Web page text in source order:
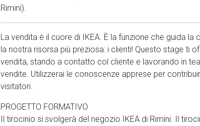
Rimini).
La vendita è il cuore di IKEA. È la funzione che guida
la nostra risorsa più preziosa: i clienti! Questo stage ti
vendita, stando a contatto col cliente e lavorando in
vendite. Utilizzerai le conoscenze apprese per
visitatori.
PROGETTO FORMATIVO
Il tirocinio si svolgerà del negozio IKEA di Rimini. Il